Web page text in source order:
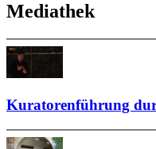
Mediathek
Kuratorenführung